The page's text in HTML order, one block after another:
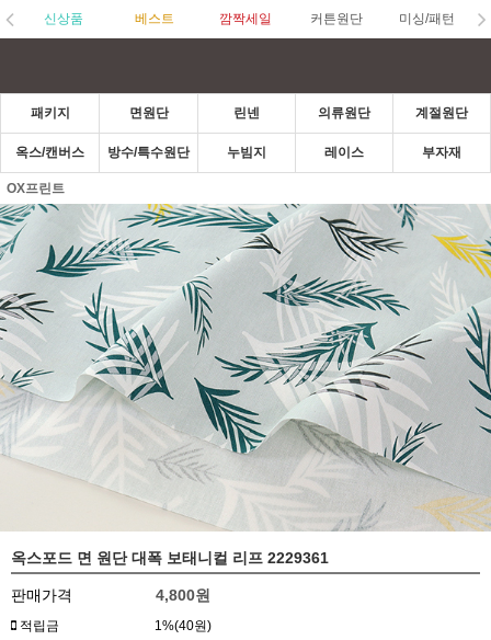
신상품 베스트 깜짝세일 커튼원단 미싱/패턴
패키지 면원단 린넨 의류원단 계절원단
옥스/캔버스 방수/특수원단 누빔지 레이스 부자재
OX프린트
옥스포드 면 원단 대폭 보태니컬 리프 2229361
판매가격 4,800원
적립금 1%(40원)